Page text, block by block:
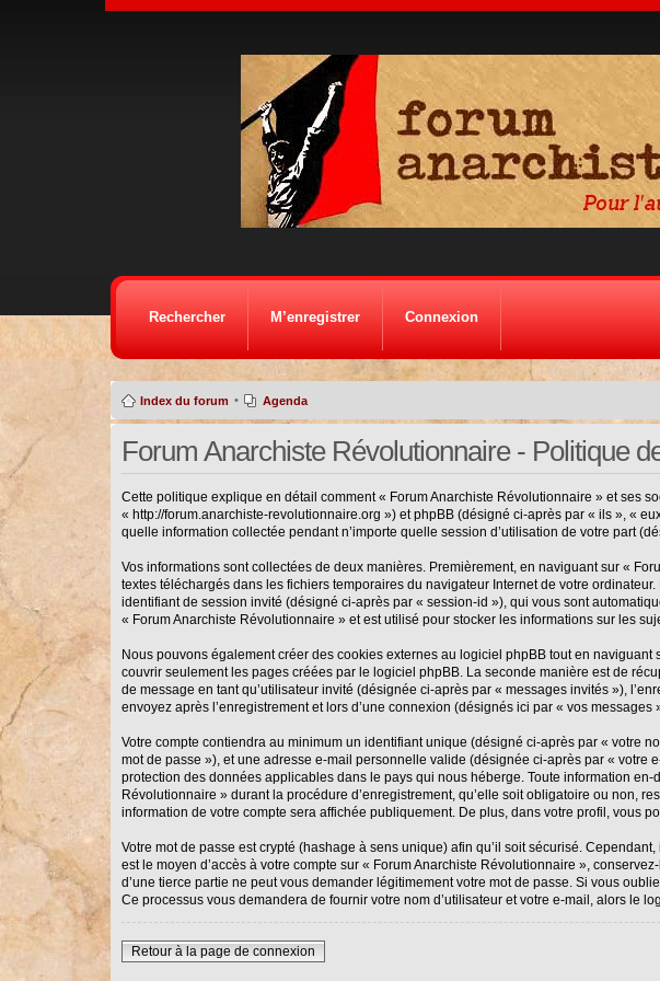
Rechercher M’enregistrer Connexion
Index du forum • Agenda
Forum Anarchiste Révolutionnaire - Politique
Cette politique explique en détail comment « Forum Anarchiste Révolutionnaire » et ses
« http://forum.anarchiste-revolutionnaire.org ») et phpBB (désigné ci-après par « ils », «
quelle information collectée pendant n’importe quelle session d’utilisation de votre part
Vos informations sont collectées de deux manières. Premièrement, en naviguant sur «
textes téléchargés dans les fichiers temporaires du navigateur Internet de votre
identifiant de session invité (désigné ci-après par « session-id »), qui vous sont
« Forum Anarchiste Révolutionnaire » et est utilisé pour stocker les informations sur les
Nous pouvons également créer des cookies externes au logiciel phpBB tout en
couvrir seulement les pages créées par le logiciel phpBB. La seconde manière est de
de message en tant qu’utilisateur invité (désignée ci-après par « messages invités »),
envoyez après l’enregistrement et lors d’une connexion (désignés ici par « vos messages
Votre compte contiendra au minimum un identifiant unique (désigné ci-après par « votre
mot de passe »), et une adresse e-mail personnelle valide (désignée ci-après par « votre
protection des données applicables dans le pays qui nous héberge. Toute information
Révolutionnaire » durant la procédure d’enregistrement, qu’elle soit obligatoire ou non,
information de votre compte sera affichée publiquement. De plus, dans votre profil, vous
Votre mot de passe est crypté (hashage à sens unique) afin qu’il soit sécurisé.
est le moyen d’accès à votre compte sur « Forum Anarchiste Révolutionnaire »,
d’une tierce partie ne peut vous demander légitimement votre mot de passe. Si vous
Ce processus vous demandera de fournir votre nom d’utilisateur et votre e-mail, alors le
Retour à la page de connexion